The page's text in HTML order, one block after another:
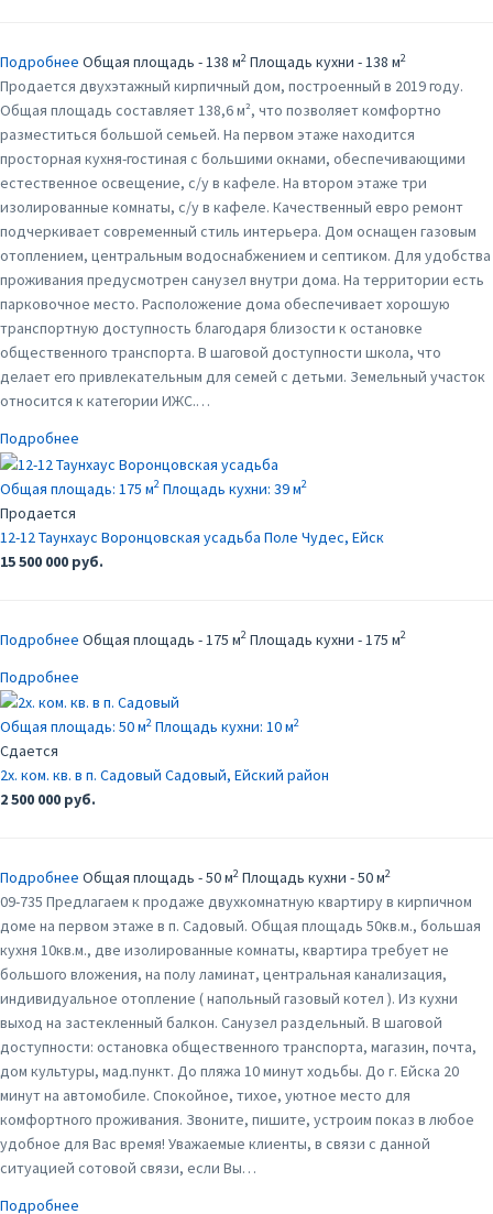
Подробнее Общая площадь - 138 м2 Площадь кухни - 138 м2
Продается двухэтажный кирпичный дом, построенный в 2019 году.
Общая площадь составляет 138,6 м², что позволяет комфортно
разместиться большой семьей. На первом этаже находится
просторная кухня-гостиная с большими окнами, обеспечивающими
естественное освещение, с/у в кафеле. На втором этаже три
изолированные комнаты, с/у в кафеле. Качественный евро ремонт
подчеркивает современный стиль интерьера. Дом оснащен газовым
отоплением, центральным водоснабжением и септиком. Для удобства
проживания предусмотрен санузел внутри дома. На территории есть
парковочное место. Расположение дома обеспечивает хорошую
транспортную доступность благодаря близости к остановке
общественного транспорта. В шаговой доступности школа, что
делает его привлекательным для семей с детьми. Земельный участок
относится к категории ИЖС.…
Подробнее
Общая площадь: 175 м2 Площадь кухни: 39 м2
Продается
12-12 Таунхаус Воронцовская усадьба Поле Чудес, Ейск
15 500 000 руб.
Подробнее Общая площадь - 175 м2 Площадь кухни - 175 м2
Подробнее
Общая площадь: 50 м2 Площадь кухни: 10 м2
Сдается
2х. ком. кв. в п. Садовый Садовый, Ейский район
2 500 000 руб.
Подробнее Общая площадь - 50 м2 Площадь кухни - 50 м2
09-735 Предлагаем к продаже двухкомнатную квартиру в кирпичном
доме на первом этаже в п. Садовый. Общая площадь 50кв.м., большая
кухня 10кв.м., две изолированные комнаты, квартира требует не
большого вложения, на полу ламинат, центральная канализация,
индивидуальное отопление ( напольный газовый котел ). Из кухни
выход на застекленный балкон. Санузел раздельный. В шаговой
доступности: остановка общественного транспорта, магазин, почта,
дом культуры, мад.пункт. До пляжа 10 минут ходьбы. До г. Ейска 20
минут на автомобиле. Спокойное, тихое, уютное место для
комфортного проживания. Звоните, пишите, устроим показ в любое
удобное для Вас время! Уважаемые клиенты, в связи с данной
ситуацией сотовой связи, если Вы…
Подробнее